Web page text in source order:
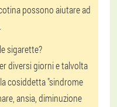
possono aiutare ad
sigarette?
diversi giorni e talvolta
cosiddetta "sindrome
ansia, diminuzione